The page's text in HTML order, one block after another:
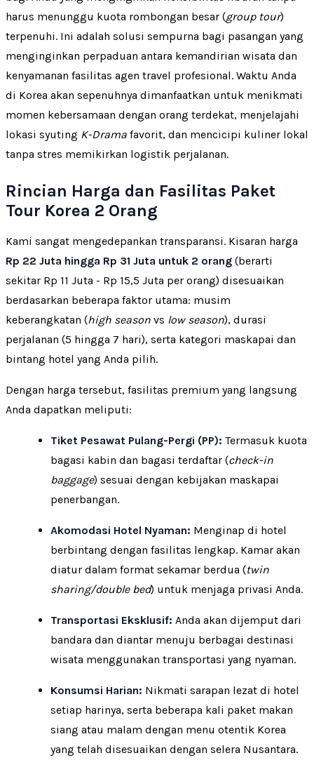
harus menunggu kuota rombongan besar (group tour)
terpenuhi. Ini adalah solusi sempurna bagi pasangan yang
menginginkan perpaduan antara kemandirian wisata dan
kenyamanan fasilitas agen travel profesional. Waktu Anda
di Korea akan sepenuhnya dimanfaatkan untuk menikmati
momen kebersamaan dengan orang terdekat, menjelajahi
lokasi syuting K-Drama favorit, dan mencicipi kuliner lokal
tanpa stres memikirkan logistik perjalanan.
Rincian Harga dan Fasilitas Paket
Tour Korea 2 Orang
Kami sangat mengedepankan transparansi. Kisaran harga
Rp 22 Juta hingga Rp 31 Juta untuk 2 orang (berarti
sekitar Rp 11 Juta - Rp 15,5 Juta per orang) disesuaikan
berdasarkan beberapa faktor utama: musim
keberangkatan (high season vs low season), durasi
perjalanan (5 hingga 7 hari), serta kategori maskapai dan
bintang hotel yang Anda pilih.
Dengan harga tersebut, fasilitas premium yang langsung
Anda dapatkan meliputi:
Tiket Pesawat Pulang-Pergi (PP): Termasuk kuota
bagasi kabin dan bagasi terdaftar (check-in
baggage) sesuai dengan kebijakan maskapai
penerbangan.
Akomodasi Hotel Nyaman: Menginap di hotel
berbintang dengan fasilitas lengkap. Kamar akan
diatur dalam format sekamar berdua (twin
sharing/double bed) untuk menjaga privasi Anda.
Transportasi Eksklusif: Anda akan dijemput dari
bandara dan diantar menuju berbagai destinasi
wisata menggunakan transportasi yang nyaman.
Konsumsi Harian: Nikmati sarapan lezat di hotel
setiap harinya, serta beberapa kali paket makan
siang atau malam dengan menu otentik Korea
yang telah disesuaikan dengan selera Nusantara.